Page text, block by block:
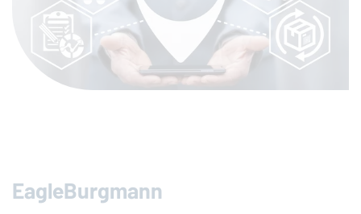
EagleBurgmann